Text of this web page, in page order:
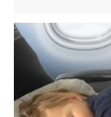
luovutettua
itse lentokentällä.